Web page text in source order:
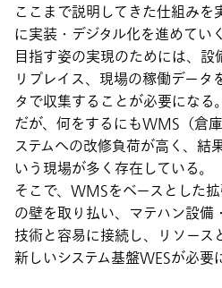
ここまで説明してきた仕組みを
に実装・デジタル化を進めてい
目指す姿の実現のためには、
リプレイス、現場の稼働データ
タで収集することが必要になる。
だが、何をするにもWMS（倉
ステムへの改修負荷が高く、結
いう現場が多く存在している。
そこで、WMSをベースとした
の壁を取り払い、マテハン設備
技術と容易に接続し、リソース
新しいシステム基盤WESが必要